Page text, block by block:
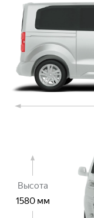
Высота
1580 мм